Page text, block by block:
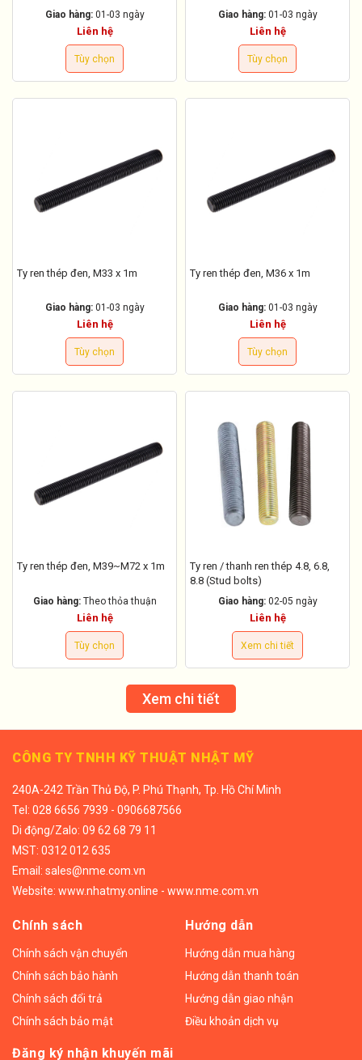
Giao hàng: 01-03 ngày
Liên hệ
Tùy chọn
Giao hàng: 01-03 ngày
Liên hệ
Tùy chọn
Ty ren thép đen, M33 x 1m
Giao hàng: 01-03 ngày
Liên hệ
Tùy chọn
Ty ren thép đen, M36 x 1m
Giao hàng: 01-03 ngày
Liên hệ
Tùy chọn
Ty ren thép đen, M39~M72 x 1m
Giao hàng: Theo thỏa thuận
Liên hệ
Tùy chọn
Ty ren / thanh ren thép 4.8, 6.8,
8.8 (Stud bolts)
Giao hàng: 02-05 ngày
Liên hệ
Xem chi tiết
Xem chi tiết
CÔNG TY TNHH KỸ THUẬT NHẬT MỸ
240A-242 Trần Thủ Độ, P. Phú Thạnh, Tp. Hồ Chí Minh
Tel: 028 6656 7939 - 0906687566
Di động/Zalo: 09 62 68 79 11
MST: 0312 012 635
Email: sales@nme.com.vn
Website: www.nhatmy.online - www.nme.com.vn
Chính sách
Chính sách vận chuyển
Chính sách bảo hành
Chính sách đổi trả
Chính sách bảo mật
Hướng dẫn
Hướng dẫn mua hàng
Hướng dẫn thanh toán
Hướng dẫn giao nhận
Điều khoản dịch vụ
Đăng ký nhận khuyến mãi